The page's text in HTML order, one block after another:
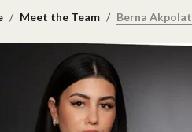
Meet the Team Berna Akpolat